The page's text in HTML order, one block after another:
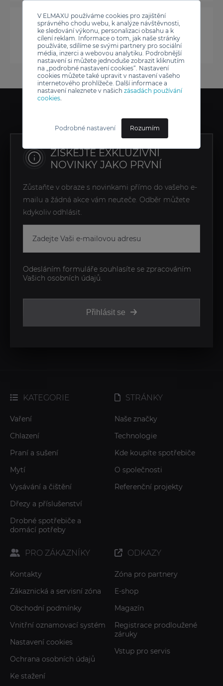
V ELMAXU používáme cookies pro zajištění
správného chodu webu, k analýze návštěvnosti,
ke sledování výkonu, personalizaci obsahu a k
cílení reklam. Informace o tom, jak naše stránky
používáte, sdílíme se svými partnery pro sociální
média, inzerci a webovou analytiku. Podrobnější
nastavení si můžete jednoduše zobrazit kliknutím
na „podrobné nastavení cookies“. Nastavení
cookies můžete také upravit v nastavení vašeho
internetového prohlížeče. Další informace a
nastavení naleznete v našich zásadách používání
cookies.
Podrobné nastavení Rozumím
ZÍSKEJTE EXKLUZIVNÍ
NOVINKY JAKO PRVNÍ
Zůstaňte v obraze s novinkami přímo do vašeho e-
mailu a žádná akce vám neuteče. Odběr můžete
kdykoliv odhlásit.
Přihlásit se
Odesláním formuláře souhlasíte se zpracováním
Vašich osobních údajů.
KATEGORIE
Vaření
Chlazení
Praní a sušení
Mytí
Vysávání a čištění
Dřezy a příslušenství
Drobné spotřebiče a
domácí potřeby
STRÁNKY
Naše značky
Technologie
Kde koupíte spotřebiče
O společnosti
Referenční projekty
PRO ZÁKAZNÍKY
Kontakty
Zákaznická a servisní zóna
Obchodní podmínky
Vnitřní oznamovací systém
Nastavení cookies
Ochrana osobních údajů
Ke stažení
ODKAZY
Zóna pro partnery
E-shop
Magazín
Registrace prodloužené
záruky
Vstup pro servis